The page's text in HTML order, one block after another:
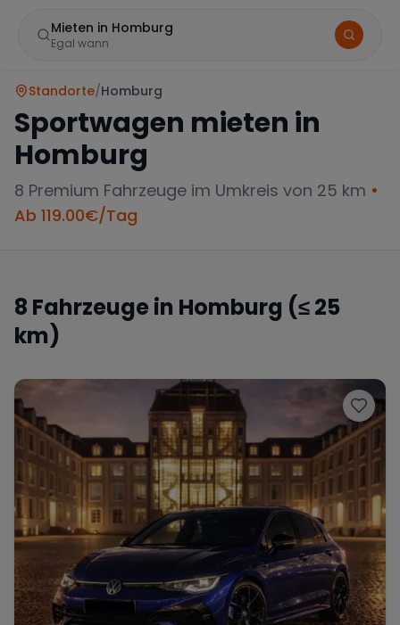
Mieten in Homburg
Egal wann
Lamborghini
McLaren Ford Jaguar
Tesla Chevrolet Dodge
Wann
Zeitraum wählen
Standorte/Homburg
Sportwagen mieten in
Homburg
8 Premium Fahrzeuge im Umkreis von 25 km •
Ab 119.00€/Tag
8 Fahrzeuge in Homburg (≤ 25
km)